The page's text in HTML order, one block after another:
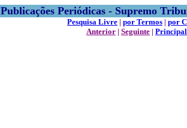
Publicações Periódicas - Supremo
Pesquisa Livre | por Termos | por
Anterior | Seguinte | Principal